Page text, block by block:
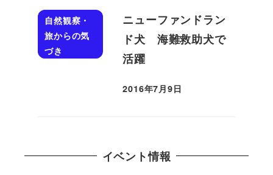
自然観察・
旅からの気
づき
ニューファンドラン
ド犬 海難救助犬で
活躍
投稿日
2016年7月9日
イベント情報